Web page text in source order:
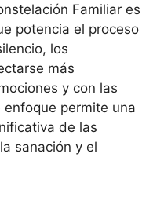
Familiar es
potencia el proceso
los
más
y con las
permite una
de las
sanación y el